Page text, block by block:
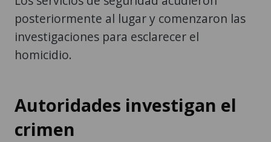
posteriormente al lugar y comenzaron las
investigaciones para esclarecer el
homicidio.
Autoridades investigan el
crimen